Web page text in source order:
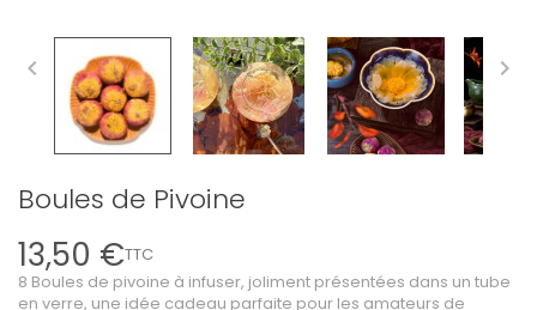
 
Boules de Pivoine
13,50 €TTC
8 Boules de pivoine à infuser, joliment présentées dans un tube
en verre, une idée cadeau parfaite pour les amateurs de